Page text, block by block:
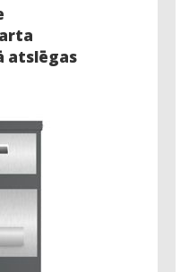
atslēgas